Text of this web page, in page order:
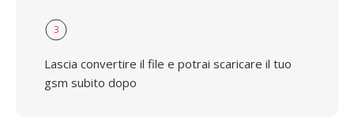
3
Lascia convertire il file e potrai scaricare il tuo
gsm subito dopo